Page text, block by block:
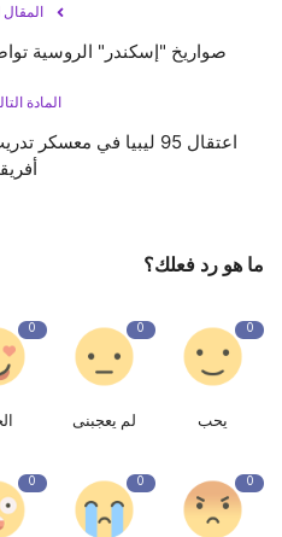
صواريخ "إسكندر" الروسية
المادة
اعتقال 95 ليبيا في
ما هو رد فعلك؟
0
يحب
0
لم يعجبنى
0
0
0
0